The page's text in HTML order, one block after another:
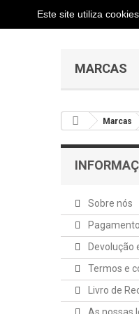
MARCAS
Marcas
Sobre nós
Devolução
Termos e
Livro de
Este site utiliza